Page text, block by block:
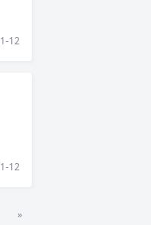
12
12
»